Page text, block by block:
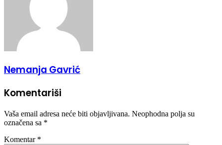
Nemanja Gavrić
Komentariši
Vaša email adresa neće biti objavljivana. Neophodna polja su
označena sa *
Komentar *